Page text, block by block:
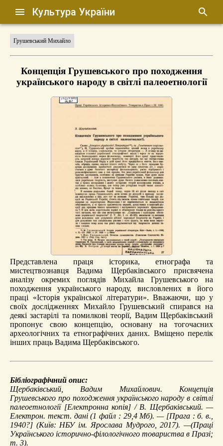
Культура України
Грушевський Михайло
Концепція Грушевського про походження
українського народу в світлі палеоетнології
Представлена праця історика, етнографа та
мистецтвознавця Вадима Щербаківського присвячена
аналізу окремих поглядів Михайла Грушевського на
походження українського народу, висловлених в його
праці «Історія української літератури». Вважаючи, що у
своїх дослідженнях Михайло Грушевський спирався на
деякі застарілі та помилкові теорії, Вадим Щербаківський
пропонує свою концепцію, основану на тогочасних
археологічних та етнографічних даних. Вміщено перелік
інших праць Вадима Щербаківського.
Бібліографічний опис:
Щербаківський, Вадим Михайлович. Концепція
Грушевського про походження українського народу в світлі
палеоетнології[Електронна копія] / В. Щербаківський. —
Електрон. текст. дані (1 файл : 29,4 Мб). — [Прага : б. в.,
1940?] (Київ: НБУ ім. Ярослава Мудрого, 2017). —(Праці
Українського історично-філологічного товариства в Празі;
т. 3).